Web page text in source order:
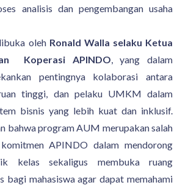
analisis dan pengembangan usaha
oleh Ronald Walla selaku Ketua
Koperasi APINDO, yang dalam
pentingnya kolaborasi antara
tinggi, dan pelaku UMKM dalam
bisnis yang lebih kuat dan inklusif.
bahwa program AUM merupakan salah
APINDO dalam mendorong
kelas sekaligus membuka ruang
bagi mahasiswa agar dapat memahami